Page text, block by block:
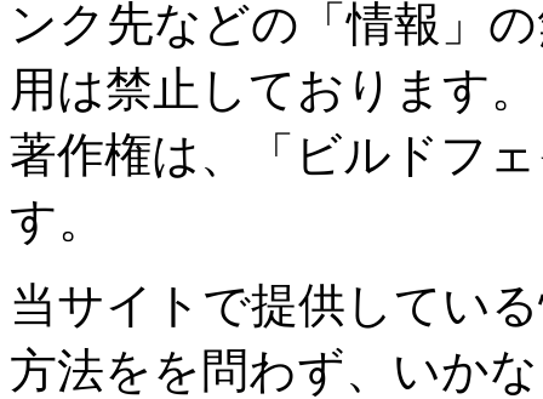
ンク先などの「情報」
用は禁止しております。
著作権は、「ビルドフ
す。
当サイトで提供してい
方法をを問わず、いか